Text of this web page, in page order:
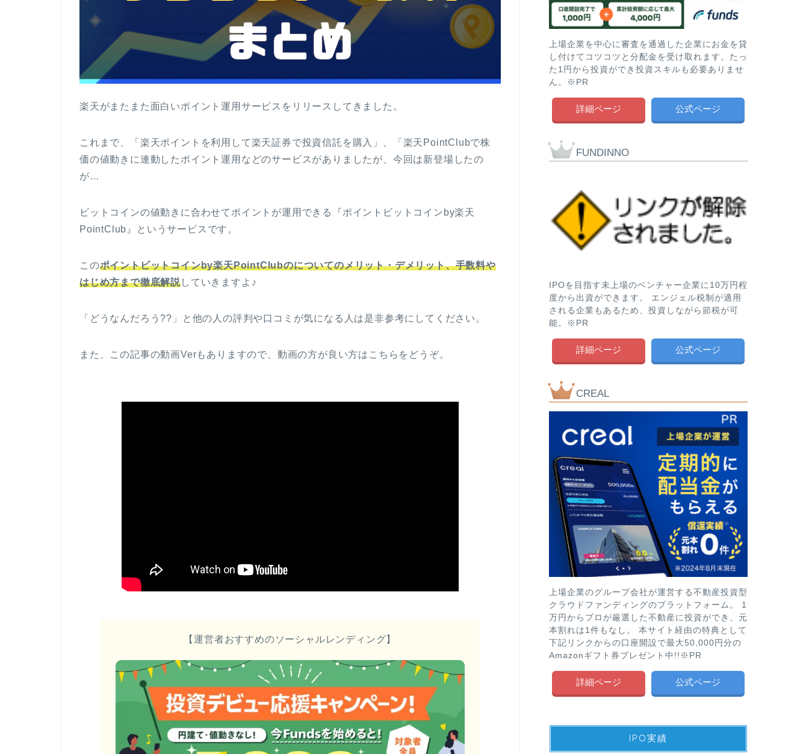
楽天がまたまた面白いポイント運用サービスをリリースしてきました。
これまで、「楽天ポイントを利用して楽天証券で投資信託を購入」、「楽天PointClubで株
価の値動きに連動したポイント運用などのサービスがありましたが、今回は新登場したの
が…
ビットコインの値動きに合わせてポイントが運用できる『ポイントビットコインby楽天
PointClub』というサービスです。
このポイントビットコインby楽天PointClubのについてのメリット・デメリット、手数料や
はじめ方まで徹底解説していきますよ♪
「どうなんだろう??」と他の人の評判や口コミが気になる人は是非参考にしてください。
また、この記事の動画Verもありますので、動画の方が良い方はこちらをどうぞ。
【運営者おすすめのソーシャルレンディング】
上場企業を中心に審査を通過した企業にお金を貸
し付けてコツコツと分配金を受け取れます。たっ
た1円から投資ができ投資スキルも必要ありませ
ん。※PR
詳細ページ 公式ページ
FUNDINNO
IPOを目指す未上場のベンチャー企業に10万円程
度から出資ができます。 エンジェル税制が適用
される企業もあるため、投資しながら節税が可
能。※PR
詳細ページ 公式ページ
CREAL
上場企業のグループ会社が運営する不動産投資型
クラウドファンディングのプラットフォーム。 1
万円からプロが厳選した不動産に投資ができ、元
本割れは1件もなし。 本サイト経由の特典として
下記リンクからの口座開設で最大50,000円分の
Amazonギフト券プレゼント中!!※PR
詳細ページ 公式ページ
IPO実績